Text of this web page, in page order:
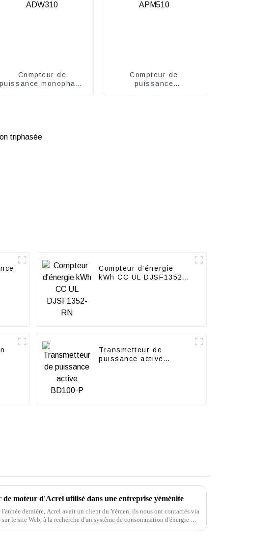
Compteur de
puissance monophasé
Compteur de
puissance
Compteur d'énergie
kWh CC UL DJSF1352-
Transmetteur de
puissance active
moteur d'Acrel utilisé dans une entreprise yéménite
l'année dernière, Acrel avait un client du Yémen, ils nous ont contactés via
le site Web, à la recherche d'un système de consommation d'énergie à